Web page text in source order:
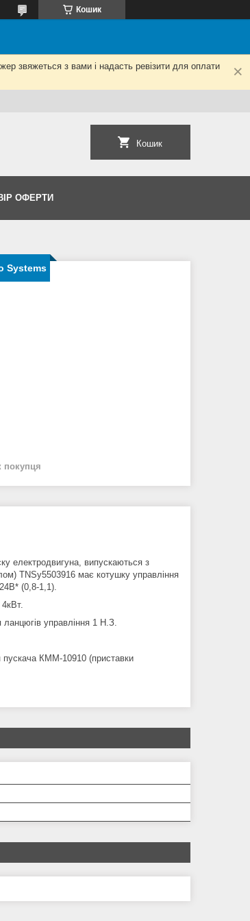
Кошик
звяжеться з вами і надасть ревізити для оплати
Кошик
ОФЕРТИ
Systems
покупця
електродвигуна, випускаються з
TNSy5503916 має котушку управління
(0,8-1,1).
управління 1 Н.З.
пускача КММ-10910 (приставки